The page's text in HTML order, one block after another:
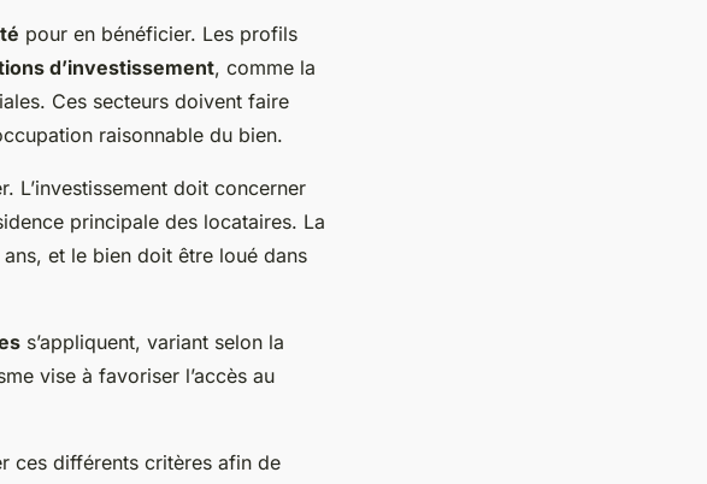
pour en bénéficier. Les profils
d’investissement, comme la
Ces secteurs doivent faire
raisonnable du bien.
L’investissement doit concerner
principale des locataires. La
et le bien doit être loué dans
s’appliquent, variant selon la
vise à favoriser l’accès au
ces différents critères afin de